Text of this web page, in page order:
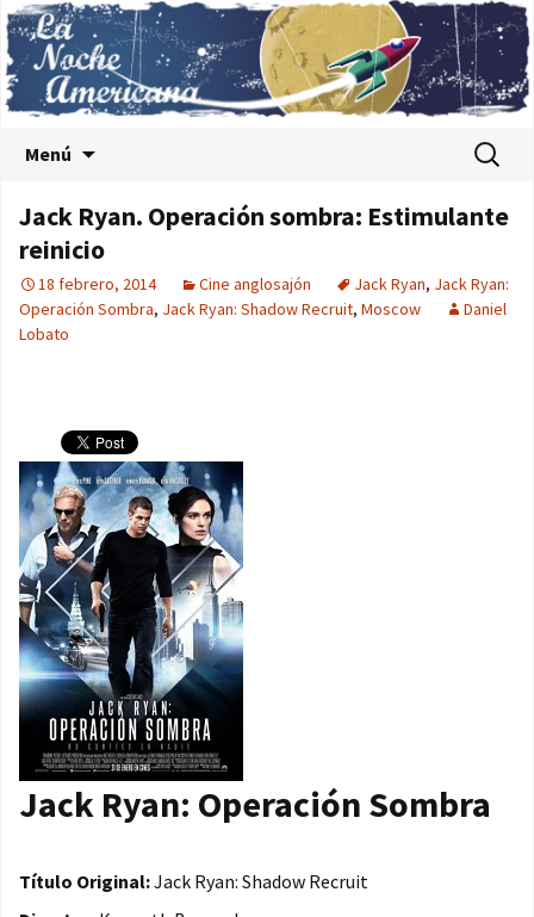
Menú Buscar:
Jack Ryan. Operación sombra: Estimulante
reinicio
18 febrero, 2014 Cine anglosajón Jack Ryan, Jack Ryan:
Operación Sombra, Jack Ryan: Shadow Recruit, Moscow
Daniel
Lobato
Jack Ryan: Operación Sombra
Título Original:Jack Ryan: Shadow Recruit